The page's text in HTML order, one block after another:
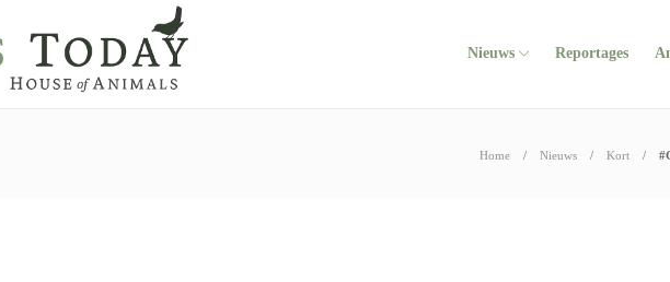
Nieuws Reportages
Home Nieuws Kort